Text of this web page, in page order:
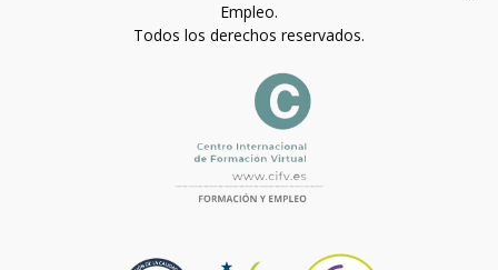
Empleo.
Todos los derechos reservados.